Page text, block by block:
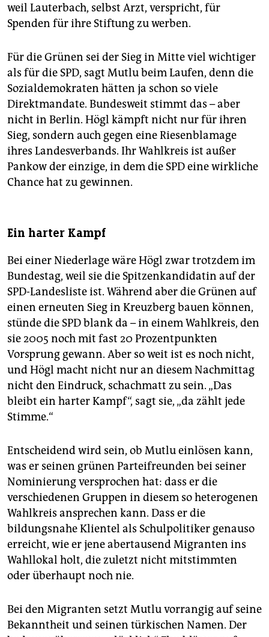
weil Lauterbach, selbst Arzt, verspricht, für
Spenden für ihre Stiftung zu werben.
Für die Grünen sei der Sieg in Mitte viel wichtiger
als für die SPD, sagt Mutlu beim Laufen, denn die
Sozialdemokraten hätten ja schon so viele
Direktmandate. Bundesweit stimmt das – aber
nicht in Berlin. Högl kämpft nicht nur für ihren
Sieg, sondern auch gegen eine Riesenblamage
ihres Landesverbands. Ihr Wahlkreis ist außer
Pankow der einzige, in dem die SPD eine wirkliche
Chance hat zu gewinnen.
Ein harter Kampf
Bei einer Niederlage wäre Högl zwar trotzdem im
Bundestag, weil sie die Spitzenkandidatin auf der
SPD-Landesliste ist. Während aber die Grünen auf
einen erneuten Sieg in Kreuzberg bauen können,
stünde die SPD blank da – in einem Wahlkreis, den
sie 2005 noch mit fast 20 Prozentpunkten
Vorsprung gewann. Aber so weit ist es noch nicht,
und Högl macht nicht nur an diesem Nachmittag
nicht den Eindruck, schachmatt zu sein. „Das
bleibt ein harter Kampf“, sagt sie, „da zählt jede
Stimme.“
Entscheidend wird sein, ob Mutlu einlösen kann,
was er seinen grünen Parteifreunden bei seiner
Nominierung versprochen hat: dass er die
verschiedenen Gruppen in diesem so heterogenen
Wahlkreis ansprechen kann. Dass er die
bildungsnahe Klientel als Schulpolitiker genauso
erreicht, wie er jene abertausend Migranten ins
Wahllokal holt, die zuletzt nicht mitstimmten
oder überhaupt noch nie.
Bei den Migranten setzt Mutlu vorrangig auf seine
Bekanntheit und seinen türkischen Namen. Der